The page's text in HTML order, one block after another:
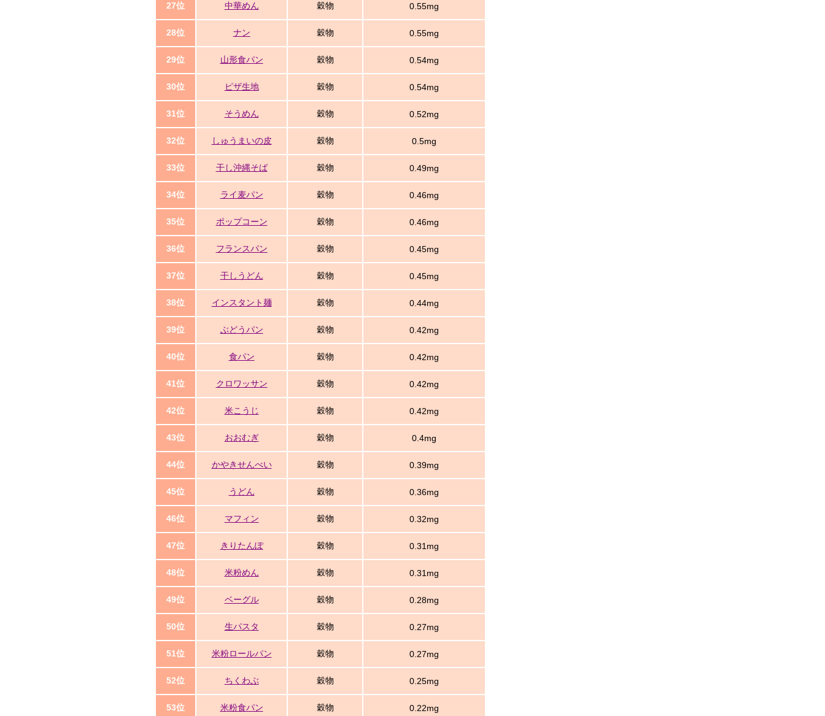
27位 中華めん 穀物 0.55mg
28位 ナン 穀物 0.55mg
29位 山形食パン 穀物 0.54mg
30位 ピザ生地 穀物 0.54mg
31位 そうめん 穀物 0.52mg
32位 しゅうまいの皮 穀物 0.5mg
33位 干し沖縄そば 穀物 0.49mg
34位 ライ麦パン 穀物 0.46mg
35位 ポップコーン 穀物 0.46mg
36位 フランスパン 穀物 0.45mg
37位 干しうどん 穀物 0.45mg
38位 インスタント麺 穀物 0.44mg
39位 ぶどうパン 穀物 0.42mg
40位 食パン 穀物 0.42mg
41位 クロワッサン 穀物 0.42mg
42位 米こうじ 穀物 0.42mg
43位 おおむぎ 穀物 0.4mg
44位 かやきせんべい 穀物 0.39mg
45位 うどん 穀物 0.36mg
46位 マフィン 穀物 0.32mg
47位 きりたんぽ 穀物 0.31mg
48位 米粉めん 穀物 0.31mg
49位 ベーグル 穀物 0.28mg
50位 生パスタ 穀物 0.27mg
51位 米粉ロールパン 穀物 0.27mg
52位 ちくわぶ 穀物 0.25mg
53位 米粉食パン 穀物 0.22mg